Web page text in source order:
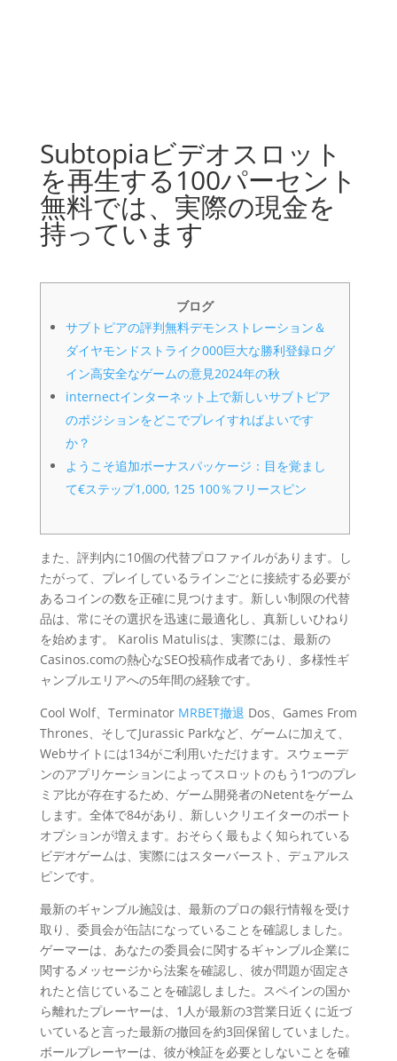
Subtopiaビデオスロット
を再生する100パーセント
無料では、実際の現金を
持っています
ブログ
サブトピアの評判無料デモンストレーション＆
ダイヤモンドストライク000巨大な勝利登録ログ
イン高安全なゲームの意見2024年の秋
internectインターネット上で新しいサブトピア
のポジションをどこでプレイすればよいです
か？
ようこそ追加ボーナスパッケージ：目を覚まし
て€ステップ1,000, 125 100％フリースピン
また、評判内に10個の代替プロファイルがあります。し
たがって、プレイしているラインごとに接続する必要が
あるコインの数を正確に見つけます。新しい制限の代替
品は、常にその選択を迅速に最適化し、真新しいひねり
を始めます。 Karolis Matulisは、実際には、最新の
Casinos.comの熱心なSEO投稿作成者であり、多様性ギ
ャンブルエリアへの5年間の経験です。
Cool Wolf、Terminator MRBET撤退 Dos、Games From
Thrones、そしてJurassic Parkなど、ゲームに加えて、
Webサイトには134がご利用いただけます。スウェーデ
ンのアプリケーションによってスロットのもう1つのプレ
ミア比が存在するため、ゲーム開発者のNetentをゲーム
します。全体で84があり、新しいクリエイターのポート
オプションが増えます。おそらく最もよく知られている
ビデオゲームは、実際にはスターバースト、デュアルス
ピンです。
最新のギャンブル施設は、最新のプロの銀行情報を受け
取り、委員会が缶詰になっていることを確認しました。
ゲーマーは、あなたの委員会に関するギャンブル企業に
関するメッセージから法案を確認し、彼が問題が固定さ
れたと信じていることを確認しました。スペインの国か
ら離れたプレーヤーは、1人が最新の3営業日近くに近づ
いていると言った最新の撤回を約3回保留していました。
ボールプレーヤーは、彼が検証を必要としないことを確